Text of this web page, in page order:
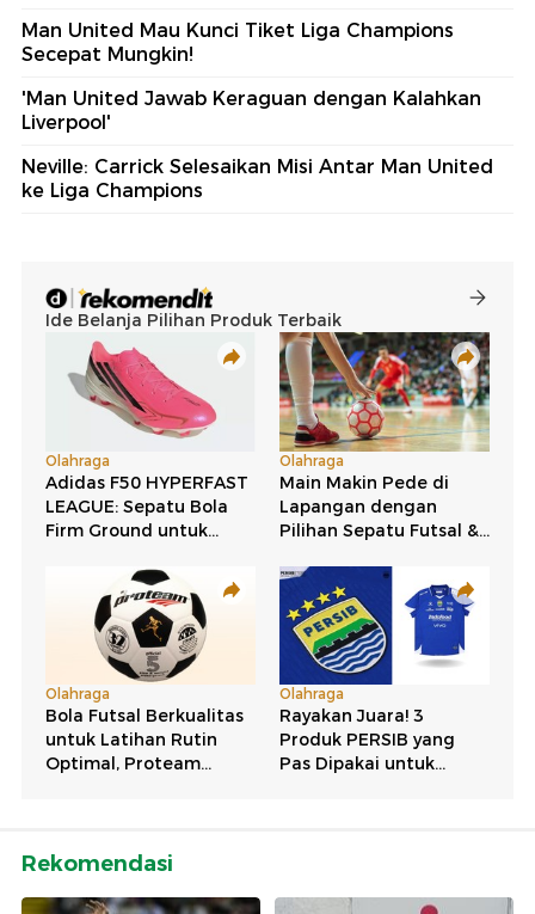
Man United Mau Kunci Tiket Liga Champions
Secepat Mungkin!
'Man United Jawab Keraguan dengan Kalahkan
Liverpool'
Neville: Carrick Selesaikan Misi Antar Man United
ke Liga Champions
Rekomendasi